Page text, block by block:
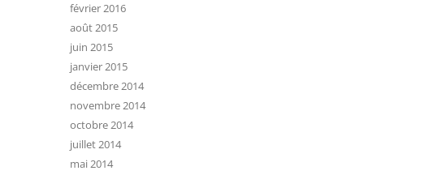
février 2016
août 2015
juin 2015
janvier 2015
décembre 2014
novembre 2014
octobre 2014
juillet 2014
mai 2014